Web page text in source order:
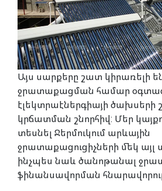
Այս սարքերը շատ կիրառելի
ջրատաքացման համար
էլեկտրաէներգիայի ծախսերի
կրճատման շնորհիվ: Մեր
տեսնել Ջերմուկում արևային
ջրատաքացուցիչների մեկ այլ
ինչպես նաև ծանոթանալ
ֆինանսավորման